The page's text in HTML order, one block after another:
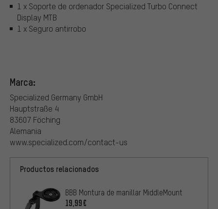
1 x Soporte de ordenador Specialized Turbo Connect
Display MTB
1 x Seguro antirrobo
Marca:
Specialized Germany GmbH
Hauptstraße 4
83607 Föching
Alemania
www.specialized.com/contact-us
Productos relacionados
BBB Montura de manillar MiddleMount
19,99€